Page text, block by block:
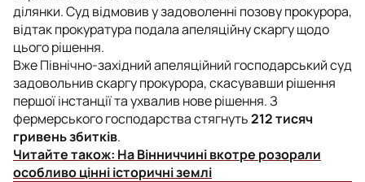
ділянки. Суд відмовив у задоволенні позову прокурора,
відтак прокуратура подала апеляційну скаргу щодо
цього рішення.
Вже Північно-західний апеляційний господарський суд
задовольнив скаргу прокурора, скасувавши рішення
першої інстанції та ухвалив нове рішення. З
фермерського господарства стягнуть212 тисяч
гривень збитків.
Читайте також: На Вінниччині вкотре розорали
особливо цінні історичні землі